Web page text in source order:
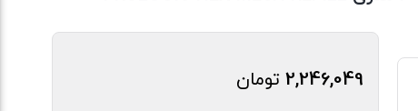
2,246,049 تومان